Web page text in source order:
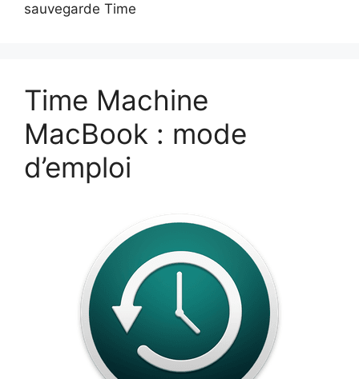
sauvegarde Time
Time Machine
MacBook : mode
d’emploi